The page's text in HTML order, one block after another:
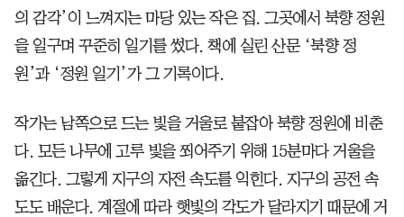
의 감각’이 느껴지는 마당 있는 작은 집. 그곳에서 북향 정원
을 일구며 꾸준히 일기를 썼다. 책에 실린 산문 ‘북향 정
원’과 ‘정원 일기’가 그 기록이다.
작가는 남쪽으로 드는 빛을 거울로 붙잡아 북향 정원에 비춘
다. 모든 나무에 고루 빛을 쬐어주기 위해 15분마다 거울을
옮긴다. 그렇게 지구의 자전 속도를 익힌다. 지구의 공전 속
도도 배운다. 계절에 따라 햇빛의 각도가 달라지기 때문에 거